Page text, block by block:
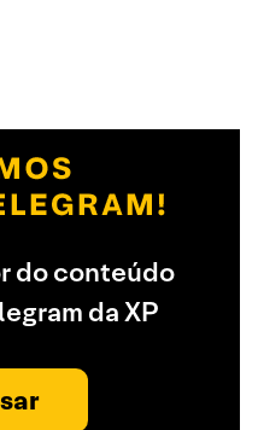
do conteúdo
da XP